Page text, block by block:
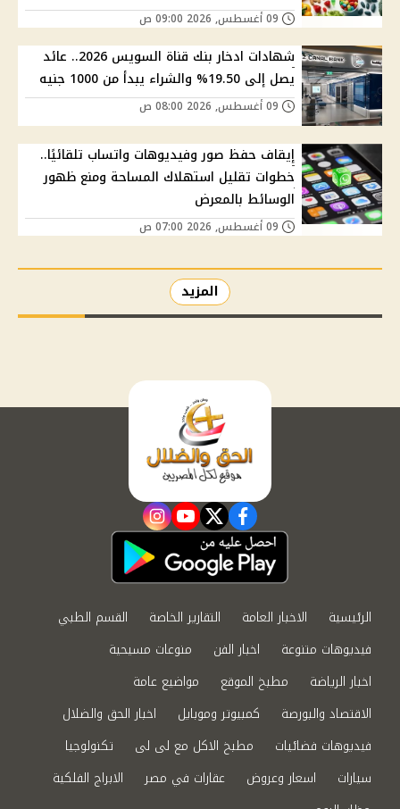
شهادات ادخار بنك قناة السويس 2026.. عائد
يصل إلى 19.50% والشراء يبدأ من 1000 جنيه
إيقاف حفظ صور وفيديوهات واتساب تلقائيًا..
خطوات تقليل استهلاك المساحة ومنع ظهور
الوسائط بالمعرض
المزيد
facebook
twitter
youtube
instagram
الرئيسية الاخبار العامة التقارير الخاصة
القسم الطبي
فيديوهات متنوعة
اخبار الفن
منوعات مسيحية
اخبار الرياضة
مطبخ الموقع
مواضيع عامة
الاقتصاد والبورصة
كمبيوتر وموبايل
اخبار الحق والضلال
فيديوهات فضائيات
مطبخ الاكل مع لى لى
تكنولوجيا
سيارات
اسعار وعروض عقارات في مصر
الابراج الفلكية